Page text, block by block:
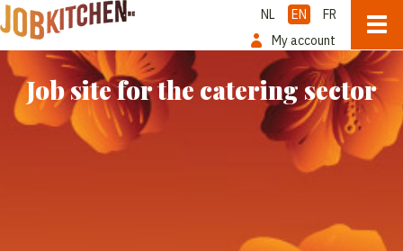
NL EN
FR
My account
Job site for the catering sector